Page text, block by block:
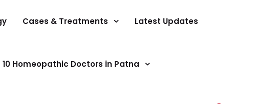
Cases & Treatments Latest Updates
10 Homeopathic Doctors in Patna